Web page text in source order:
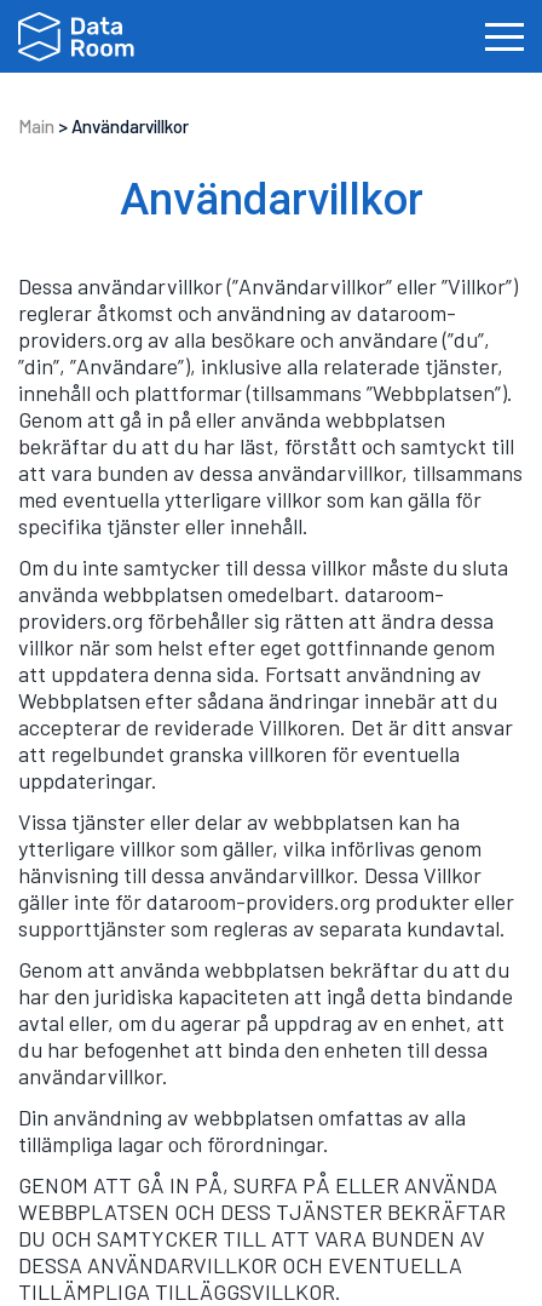
Français Español Português
Italiano Nederlands
Main >Användarvillkor
Användarvillkor
Dessa användarvillkor (”Användarvillkor” eller ”Villkor”)
reglerar åtkomst och användning av dataroom-
providers.org av alla besökare och användare (”du”,
”din”, ”Användare”), inklusive alla relaterade tjänster,
innehåll och plattformar (tillsammans ”Webbplatsen”).
Genom att gå in på eller använda webbplatsen
bekräftar du att du har läst, förstått och samtyckt till
att vara bunden av dessa användarvillkor, tillsammans
med eventuella ytterligare villkor som kan gälla för
specifika tjänster eller innehåll.
Om du inte samtycker till dessa villkor måste du sluta
använda webbplatsen omedelbart. dataroom-
providers.org förbehåller sig rätten att ändra dessa
villkor när som helst efter eget gottfinnande genom
att uppdatera denna sida. Fortsatt användning av
Webbplatsen efter sådana ändringar innebär att du
accepterar de reviderade Villkoren. Det är ditt ansvar
att regelbundet granska villkoren för eventuella
uppdateringar.
Vissa tjänster eller delar av webbplatsen kan ha
ytterligare villkor som gäller, vilka införlivas genom
hänvisning till dessa användarvillkor. Dessa Villkor
gäller inte för dataroom-providers.org produkter eller
supporttjänster som regleras av separata kundavtal.
Genom att använda webbplatsen bekräftar du att du
har den juridiska kapaciteten att ingå detta bindande
avtal eller, om du agerar på uppdrag av en enhet, att
du har befogenhet att binda den enheten till dessa
användarvillkor.
Din användning av webbplatsen omfattas av alla
tillämpliga lagar och förordningar.
GENOM ATT GÅ IN PÅ, SURFA PÅ ELLER ANVÄNDA
WEBBPLATSEN OCH DESS TJÄNSTER BEKRÄFTAR
DU OCH SAMTYCKER TILL ATT VARA BUNDEN AV
DESSA ANVÄNDARVILLKOR OCH EVENTUELLA
TILLÄMPLIGA TILLÄGGSVILLKOR.